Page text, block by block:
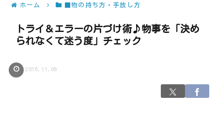
ホーム ■物の持ち方・手放し方
トライ＆エラーの片づけ術♪物事を「決め
られなくて迷う度」チェック
2015.11.06